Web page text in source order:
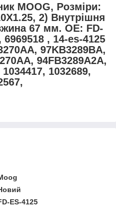
MOOG, Розміри:
2) Внутрішня
67 мм. OE: FD-
6969518 , 14-es-4125
97KB3289BA,
94FB3289A2A,
1032689,
ES-4125